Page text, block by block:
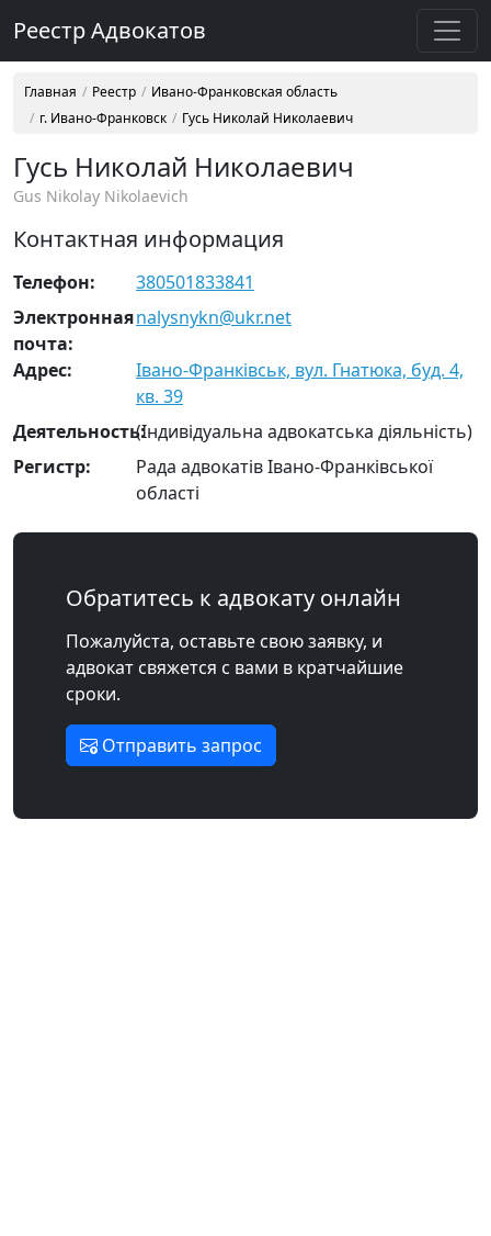
Реестр Адвокатов
Главная Реестр
Ивано-Франковская область
г. Ивано-Франковск
Гусь Николай Николаевич
Гусь Николай Николаевич
Gus Nikolay Nikolaevich
Контактная информация
Телефон:
380501833841
Электронная
почта:
nalysnykn@ukr.net
Адрес:
Івано-Франківськ, вул. Гнатюка, буд. 4,
кв. 39
Деятельность:(Індивідуальна адвокатська діяльність)
Регистр:
Рада адвокатів Івано-Франківської
області
Обратитесь к адвокату онлайн
Пожалуйста, оставьте свою заявку, и
адвокат свяжется с вами в кратчайшие
сроки.
Отправить запрос